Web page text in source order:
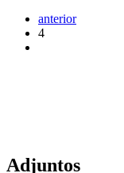
anterior
4
Adjuntos